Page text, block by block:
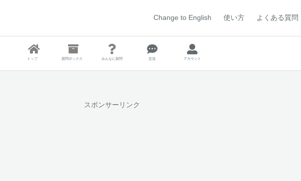
Change to English 使い方 よくある質問
スポンサーリンク
トップ 質問ボックス みんなに質問 交流 アカウント